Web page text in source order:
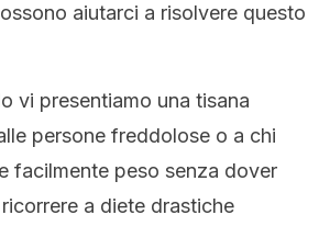
aiutarci a risolvere questo
vi presentiamo una tisana
persone freddolose o a chi
facilmente peso senza dover
a diete drastiche